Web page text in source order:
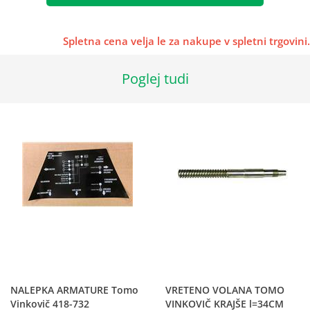
Spletna cena velja le za nakupe v spletni trgovini.
Poglej tudi
NALEPKA ARMATURE Tomo
Vinkovič 418-732
VRETENO VOLANA TOMO
VINKOVIČ KRAJŠE l=34CM